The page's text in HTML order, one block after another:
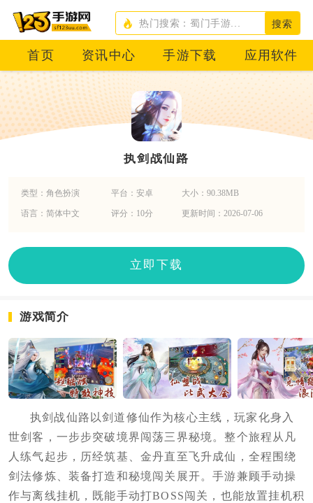
搜索
首页 资讯中心 手游下载 应用软件
执剑战仙路
类型：角色扮演 平台：安卓 大小：90.38MB
语言：简体中文 评分：10分 更新时间：2026-07-06
立即下载
游戏简介
执剑战仙路以剑道修仙作为核心主线，玩家化身入
世剑客，一步步突破境界闯荡三界秘境。整个旅程从凡
人练气起步，历经筑基、金丹直至飞升成仙，全程围绕
剑法修炼、装备打造和秘境闯关展开。手游兼顾手动操
作与离线挂机，既能手动打BOSS闯关，也能放置挂机积